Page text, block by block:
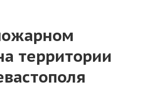
территории